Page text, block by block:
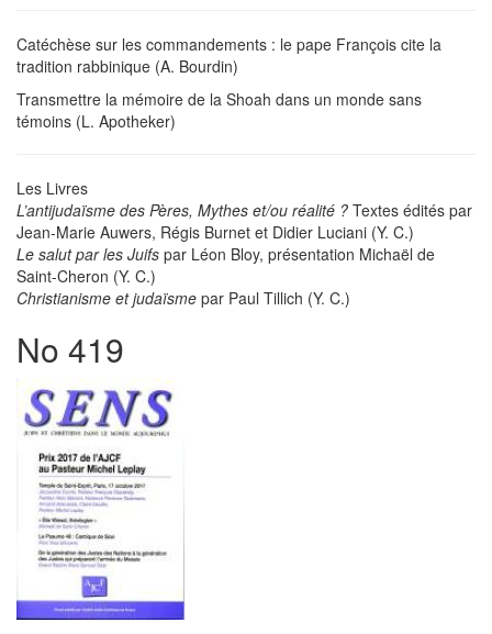
Catéchèse sur les commandements : le pape François cite la
tradition rabbinique (A. Bourdin)
Transmettre la mémoire de la Shoah dans un monde sans
témoins (L. Apotheker)
Les Livres
L’antijudaïsme des Pères, Mythes et/ou réalité ? Textes édités par
Jean-Marie Auwers, Régis Burnet et Didier Luciani (Y. C.)
Le salut par les Juifs par Léon Bloy, présentation Michaël de
Saint-Cheron (Y. C.)
Christianisme et judaïsme par Paul Tillich (Y. C.)
No 419